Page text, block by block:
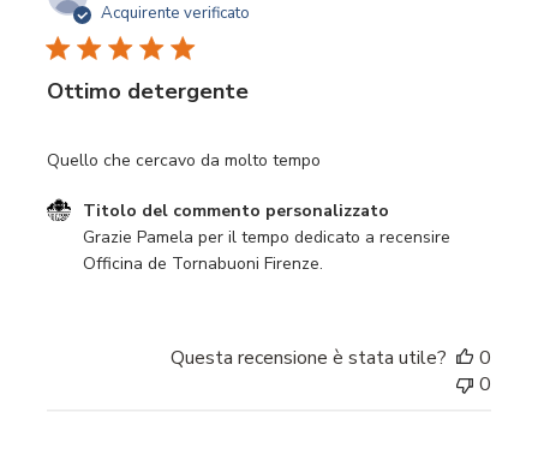
Acquirente verificato
Ottimo detergente
Quello che cercavo da molto tempo
Commenti del proprietario del negozio sulla recensione
Titolo del commento personalizzato
Grazie Pamela per il tempo dedicato a recensire
Officina de Tornabuoni Firenze.
Questa recensione è stata utile?
0
0